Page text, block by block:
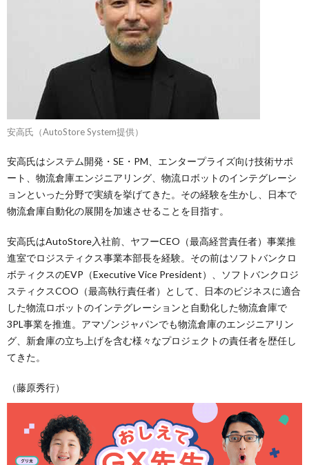
安高氏（AutoStore System提供）
安高氏はシステム開発・SE・PM、エンタープライズ向け技術サポ
ート、物流倉庫エンジニアリング、物流ロボットのインテグレーシ
ョンといった分野で実績を挙げてきた。その経験を生かし、日本で
物流倉庫自動化の展開を加速させることを目指す。
安高氏はAutoStore入社前、ヤフーCEO（最高経営責任者）事業推
進室でロジスティクス事業本部長を経験。その前はソフトバンクロ
ボティクスのEVP（Executive Vice President）、ソフトバンクロジ
スティクスCOO（最高執行責任者）として、日本のビジネスに適合
した物流ロボットのインテグレーションと自動化した物流倉庫で
3PL事業を推進。アマゾンジャパンでも物流倉庫のエンジニアリン
グ、新倉庫の立ち上げを含む様々なプロジェクトの責任者を歴任し
てきた。
（藤原秀行）